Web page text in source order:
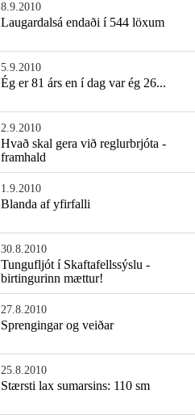
8.9.2010
Laugardalsá endaði í 544 löxum
5.9.2010
Ég er 81 árs en í dag var ég 26...
2.9.2010
Hvað skal gera við reglurbrjóta -
framhald
1.9.2010
Blanda af yfirfalli
30.8.2010
Tungufljót í Skaftafellssýslu -
birtingurinn mættur!
27.8.2010
Sprengingar og veiðar
25.8.2010
Stærsti lax sumarsins: 110 sm